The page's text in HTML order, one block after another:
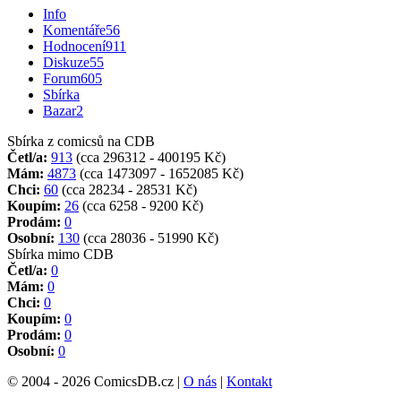
Info
Komentáře56
Hodnocení911
Diskuze55
Forum605
Sbírka
Bazar2
Sbírka z comicsů na CDB
Četl/a: 913 (cca 296312 - 400195 Kč)
Mám: 4873 (cca 1473097 - 1652085 Kč)
Chci: 60 (cca 28234 - 28531 Kč)
Koupím: 26 (cca 6258 - 9200 Kč)
Prodám: 0
Osobní: 130 (cca 28036 - 51990 Kč)
Sbírka mimo CDB
Četl/a: 0
Mám: 0
Chci: 0
Koupím: 0
Prodám: 0
Osobní: 0
© 2004 - 2026 ComicsDB.cz | O nás | Kontakt